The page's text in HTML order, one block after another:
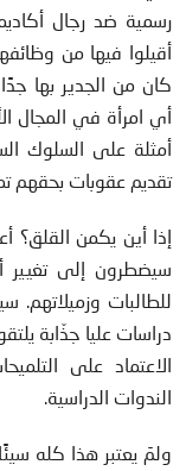
رسمية ضد رجال
أقيلوا فيها من
كان من الجدير بها
أي امرأة في المجال
أمثلة على السلوك
تقديم عقوبات بحقهم
إذا أين يكمن القلق؟
سيضطرون إلى تغيير
للطالبات وزميلاتهم.
دراسات عليا جذّابة
الاعتماد على
الندوات الدراسية.
ولمَ يعتبر هذا كله